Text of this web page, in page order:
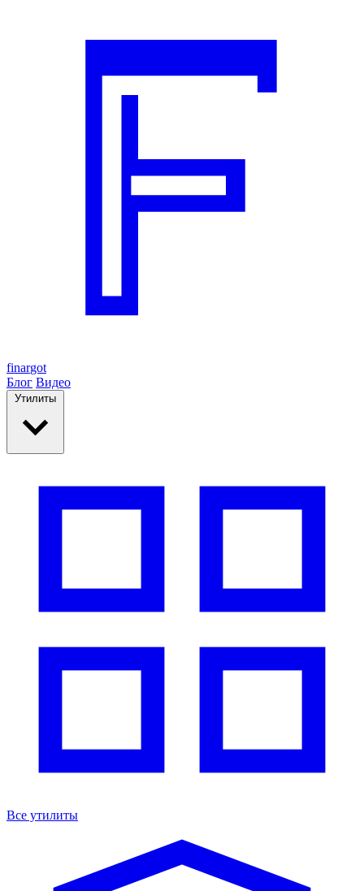
finargot
Блог Видео
Утилиты
Все утилиты